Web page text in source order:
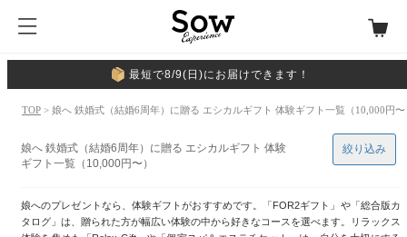
最短で8/9(日)にお届けできます！
TOP > 娘へ 鉄婚式（結婚6周年）に贈る エシカルギフト 体験ギフト一覧（10,000円〜
娘へ 鉄婚式（結婚6周年）に贈る エシカルギフト 体験
ギフト一覧（10,000円〜）
娘へのプレゼントなら、体験ギフトがおすすめです。「FOR2ギフト」や「総合版カ
タログ」は、贈られた方が幅広い体験の中から好きなコースを選べます。リラックス
絞り込み